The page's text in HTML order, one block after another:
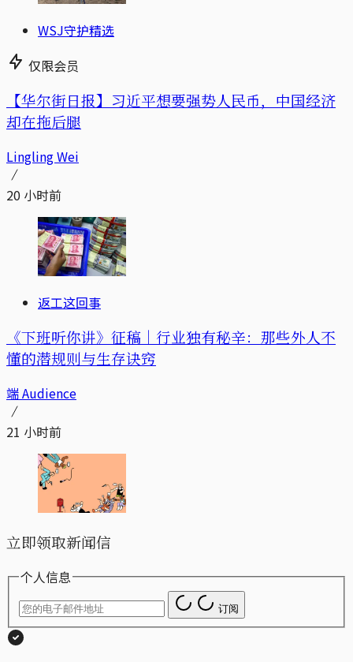
WSJ守护精选
仅限会员
【华尔街日报】习近平想要强势人民币，中国经济
却在拖后腿
Lingling Wei
20 小时前
返工这回事
《下班听你讲》征稿｜行业独有秘辛：那些外人不
懂的潜规则与生存诀窍
端 Audience
21 小时前
立即领取新闻信
个人信息
订阅